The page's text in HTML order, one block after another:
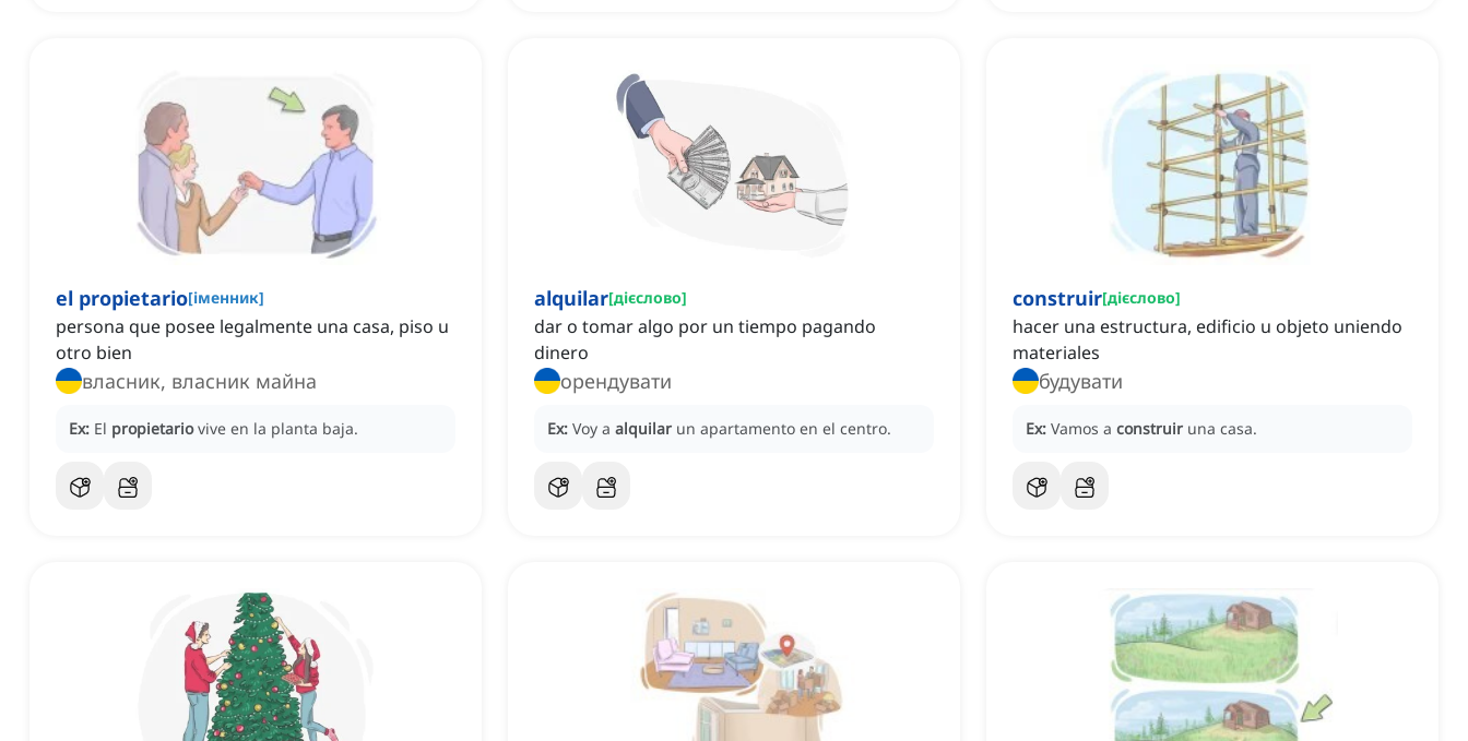
el propietario[іменник]
persona que posee legalmente una casa, piso u
otro bien
власник, власник майна
Ex: El propietario vive en la planta baja.
alquilar[дієслово]
dar o tomar algo por un tiempo pagando
dinero
орендувати
Ex: Voy a alquilar un apartamento en el centro.
construir[дієслово]
hacer una estructura, edificio u objeto uniendo
materiales
будувати
Ex: Vamos a construir una casa.